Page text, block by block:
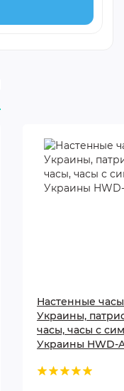
Настенные
Украины,
часы, часы с
Украины HWD-